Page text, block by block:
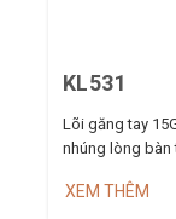
KL531
Lõi găng tay
nhúng lòng bàn
XEM THÊM